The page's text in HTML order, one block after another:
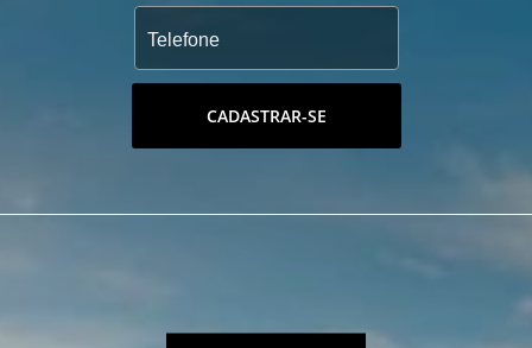
CADASTRAR-SE